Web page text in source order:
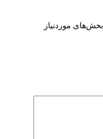
بخش‌های موردنیاز